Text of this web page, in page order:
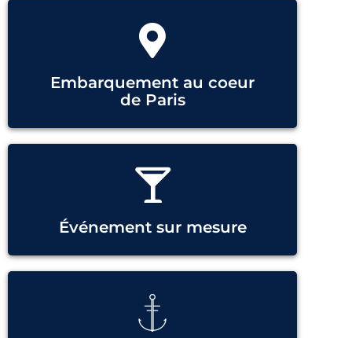
Embarquement au coeur
de Paris
Événement sur mesure